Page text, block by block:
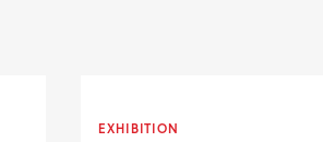
EXHIBITION